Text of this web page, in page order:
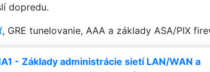
dopredu.
, GRE tunelovanie, AAA a základy ASA/PIX
- Základy administrácie sietí LAN/WAN a